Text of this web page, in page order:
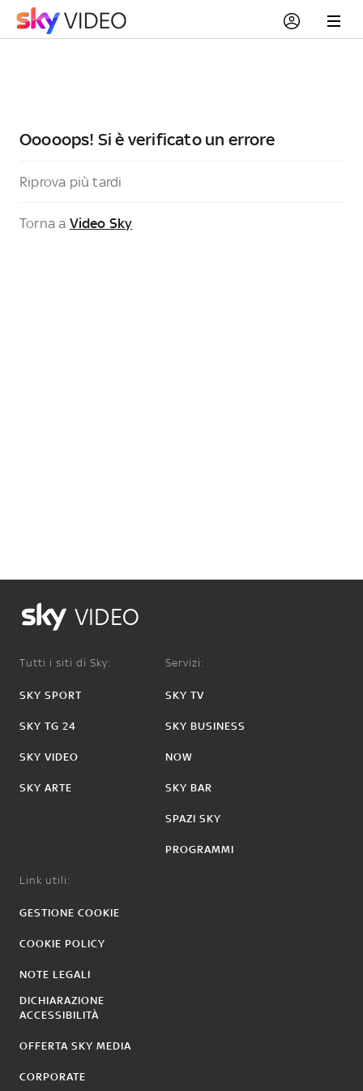
Ooooops! Si è verificato un errore
Riprova più tardi
Torna a Video Sky
VIDEO
Tutti i siti di Sky:
SKY SPORT
SKY TG 24
SKY VIDEO
SKY ARTE
Servizi:
SKY TV
SKY BUSINESS
NOW
SKY BAR
SPAZI SKY
PROGRAMMI
Link utili:
GESTIONE COOKIE
COOKIE POLICY
NOTE LEGALI
DICHIARAZIONE
ACCESSIBILITÀ
OFFERTA SKY MEDIA
CORPORATE